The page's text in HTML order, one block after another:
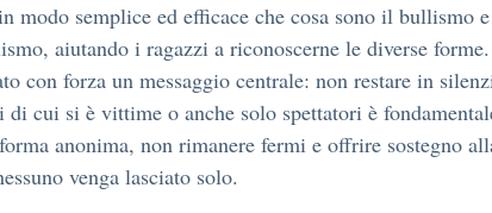
modo semplice ed efficace che cosa sono il bullismo
aiutando i ragazzi a riconoscerne le diverse
con forza un messaggio centrale: non restare in
di cui si è vittime o anche solo spettatori è
anonima, non rimanere fermi e offrire sostegno
venga lasciato solo.